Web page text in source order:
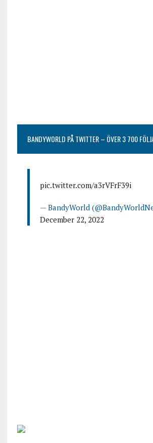
BANDYWORLD PÅ TWITTER – ÖVER 3 700
pic.twitter.com/a3rVFrF39i
— BandyWorld
December 22, 2022